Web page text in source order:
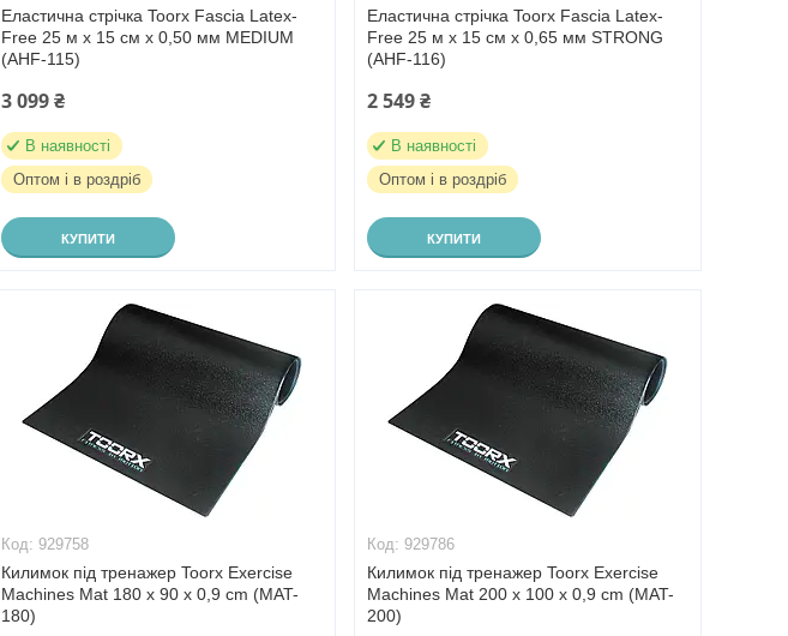
Еластична стрічка Toorx Fascia Latex-
Free 25 м x 15 см х 0,50 мм MEDIUM
(AHF-115)
3 099 ₴
В наявності
Оптом і в роздріб
КУПИТИ
Еластична стрічка Toorx Fascia Latex-
Free 25 м x 15 см х 0,65 мм STRONG
(AHF-116)
2 549 ₴
В наявності
Оптом і в роздріб
КУПИТИ
929758
Килимок під тренажер Toorx Exercise
Machines Mat 180 x 90 x 0,9 cm (MAT-
180)
929786
Килимок під тренажер Toorx Exercise
Machines Mat 200 x 100 x 0,9 cm (MAT-
200)